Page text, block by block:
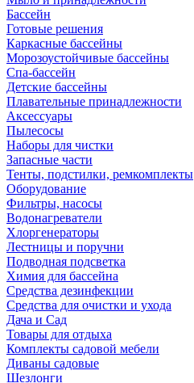
Бассейн
Готовые решения
Каркасные бассейны
Морозоустойчивые бассейны
Спа-бассейн
Детские бассейны
Плавательные принадлежности
Аксессуары
Пылесосы
Наборы для чистки
Запасные части
Тенты, подстилки, ремкомплекты
Оборудование
Фильтры, насосы
Водонагреватели
Хлоргенераторы
Лестницы и поручни
Подводная подсветка
Химия для бассейна
Средства дезинфекции
Средства для очистки и ухода
Дача и Сад
Товары для отдыха
Комплекты садовой мебели
Диваны садовые
Шезлонги